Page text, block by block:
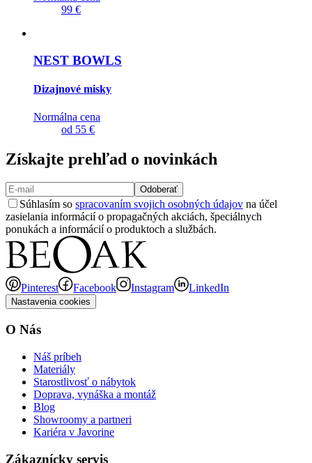
99 €
NEST BOWLS
Dizajnové misky
Normálna cena
od 55 €
Získajte prehľad o novinkách
Odoberať
Súhlasím so spracovaním svojich osobných údajov na účel
zasielania informácií o propagačných akciách, špeciálnych
ponukách a informácií o produktoch a službách.
Pinterest Facebook Instagram LinkedIn
Nastavenia cookies
O Nás
Náš príbeh
Materiály
Starostlivosť o nábytok
Doprava, vynáška a montáž
Blog
Showroomy a partneri
Kariéra v Javorine
Zákaznícky servis